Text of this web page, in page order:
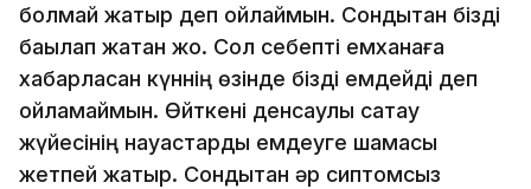
болмай жатыр деп ойлаймын. Сондықтан бізді
бақылап жатқан жоқ. Сол себепті емханаға
хабарласқан күннің өзінде бізді емдейді деп
ойламаймын. Өйткені денсаулық сақтау
жүйесінің науқастарды емдеуге шамасы
жетпей жатыр. Сондықтан әр сиптомсыз